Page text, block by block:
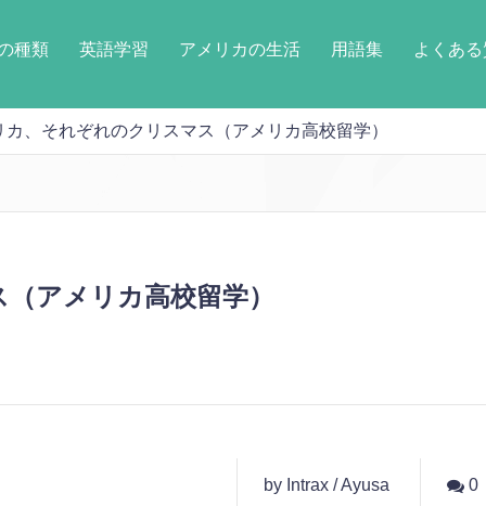
種類 英語学習 アメリカの生活 用語集 よくあ
、それぞれのクリスマス（アメリカ高校留学）
アメリカ高校留学）
by Intrax / Ayusa 0